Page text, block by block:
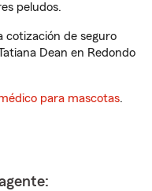
peludos.
cotización de seguro
Dean en Redondo
para mascotas.